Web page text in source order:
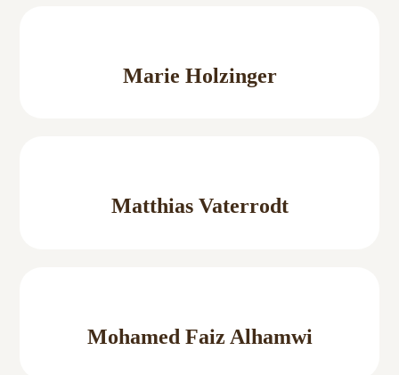
Marie Holzinger
Matthias Vaterrodt
Mohamed Faiz Alhamwi